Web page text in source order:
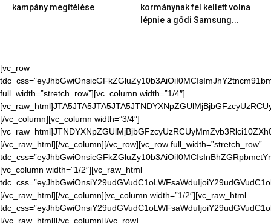
kampány megítélése
kormánynak fel kellett volna
lépnie a gödi Samsung...
[vc_row
full_width=”stretch_row”][vc_column width=”1/4″]
[/vc_column][vc_column width=”3/4″]
[/vc_raw_html][/vc_column][/vc_row][vc_row full_width=”stretch_row”
[vc_column width=”1/2″][vc_raw_html
[/vc_raw_html][/vc_column][vc_column width=”1/2″][vc_raw_html
[/vc_raw_html][/vc_column][/vc_row]